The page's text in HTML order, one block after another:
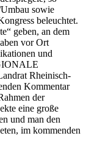
sowie
beleuchtet.
geben, an dem
vor Ort
und
Rheinisch-
Kommentar
der
eine große
und man den
im kommenden